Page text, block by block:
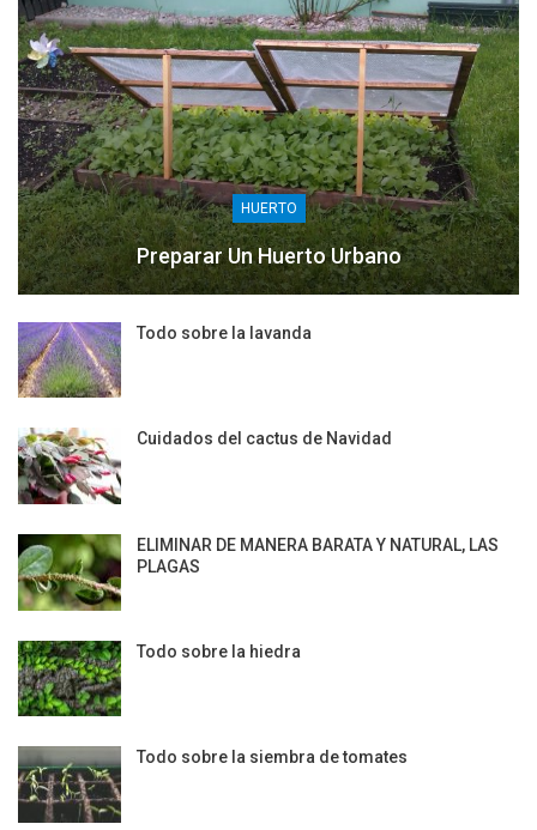
HUERTO
Preparar Un Huerto Urbano
Todo sobre la lavanda
Cuidados del cactus de Navidad
ELIMINAR DE MANERA BARATA Y NATURAL, LAS
PLAGAS
Todo sobre la hiedra
Todo sobre la siembra de tomates